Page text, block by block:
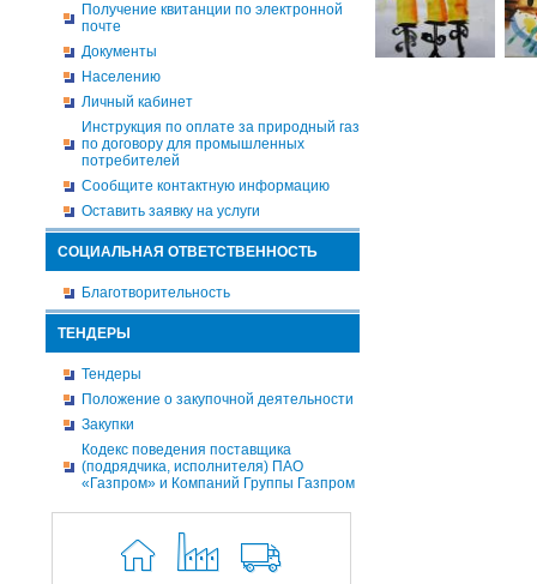
Получение квитанции по электронной
почте
Документы
Населению
Личный кабинет
Инструкция по оплате за природный газ
по договору для промышленных
потребителей
Сообщите контактную информацию
Оставить заявку на услуги
СОЦИАЛЬНАЯ ОТВЕТСТВЕННОСТЬ
Благотворительность
ТЕНДЕРЫ
Тендеры
Положение о закупочной деятельности
Закупки
Кодекс поведения поставщика
(подрядчика, исполнителя) ПАО
«Газпром» и Компаний Группы Газпром